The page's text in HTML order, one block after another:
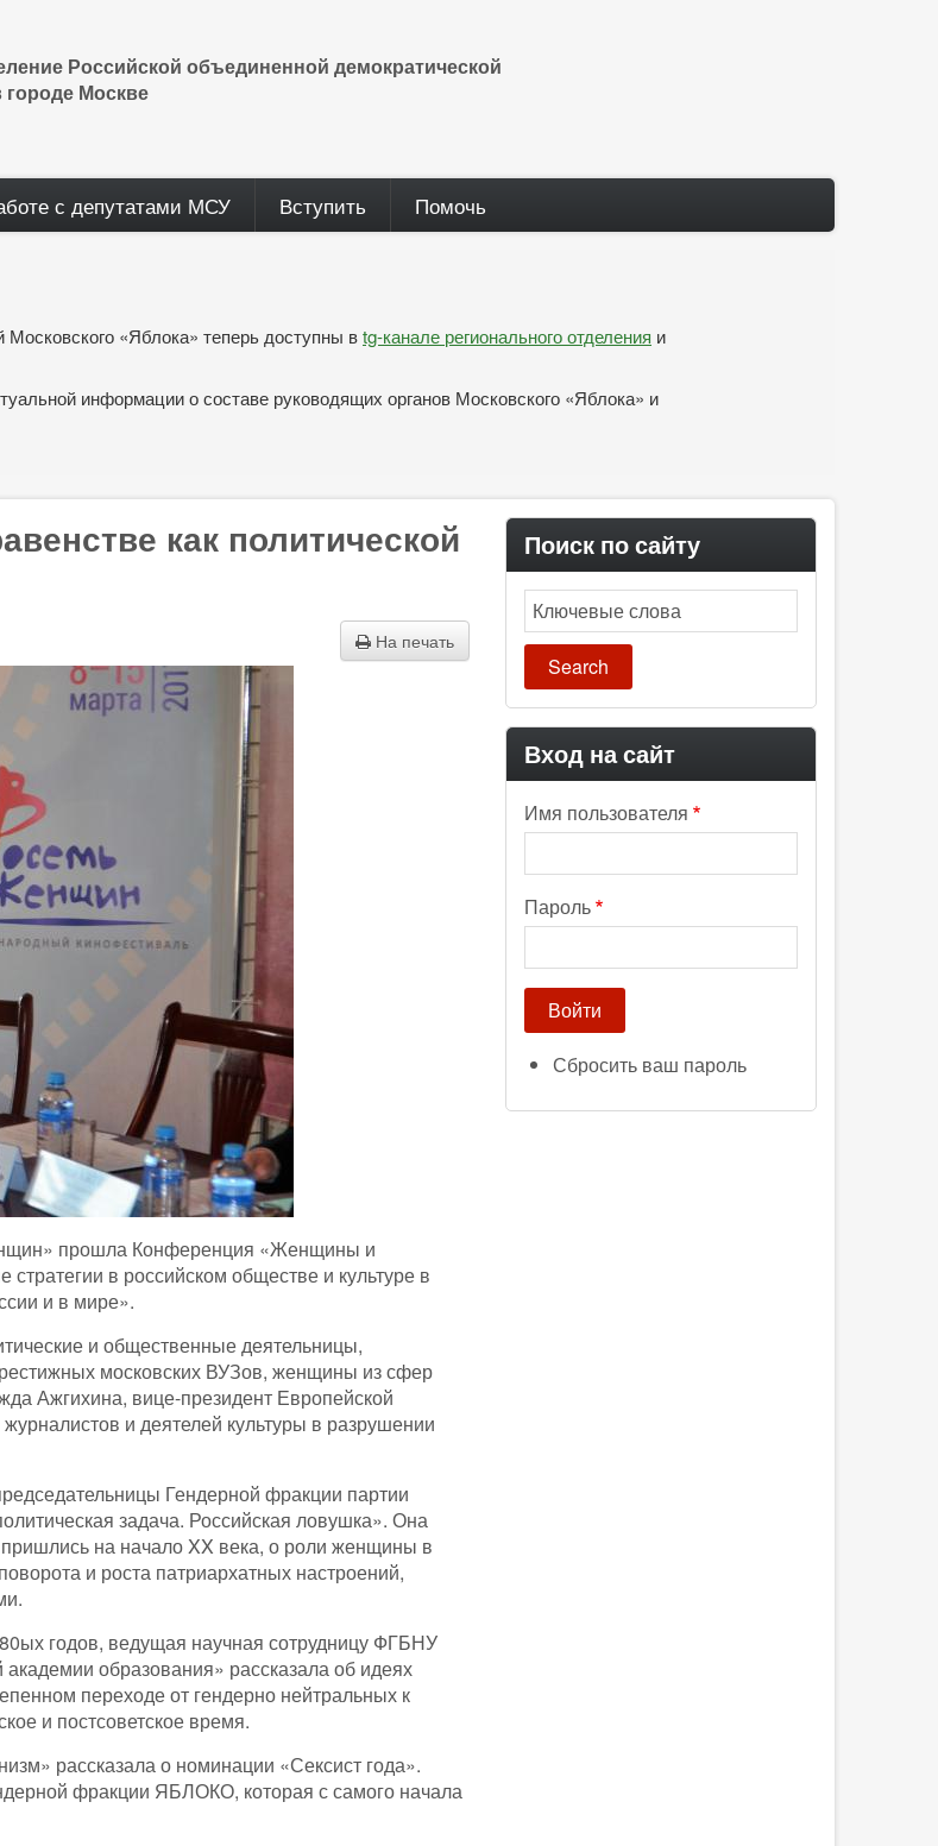
Российской объединенной демократической
Москве
с депутатами МСУ Вступить Помочь
«Яблока» теперь доступны вtg-канале регионального отделения и
информации о составе руководящих органов Московского «Яблока» и
как политической
На печать
прошла Конференция «Женщины и
в российском обществе и культуре в
и в мире».
и общественные деятельницы,
московских ВУЗов, женщины из сфер
Ажгихина, вице-президент Европейской
и деятелей культуры в разрушении
Гендерной фракции партии
задача. Российская ловушка». Она
на началоXX века, о роли женщины в
и роста патриархатных настроений,
годов, ведущая научная сотрудницу ФГБНУ
образования» рассказала об идеях
переходе от гендерно нейтральных к
и постсоветское время.
рассказала о номинации «Сексист года».
фракции ЯБЛОКО, которая с самого начала
Поиск по сайту
Search
Вход на сайт
Имя пользователя
Пароль
Сбросить ваш пароль